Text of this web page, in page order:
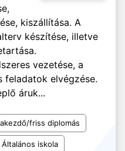
kiszállítása. A
készítése, illetve
vezetése, a
feladatok elvégzése.
áruk...
friss diplomás
Általános iskola